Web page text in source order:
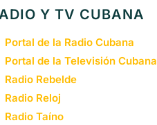
Y TV CUBANA
Portal de la Radio Cubana
Portal de la Televisión Cubana
Radio Rebelde
Radio Reloj
Radio Taíno